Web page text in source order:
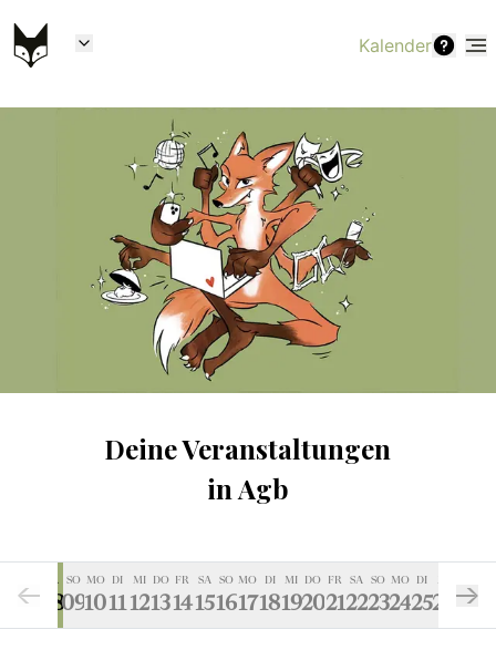
Kalender
Deine Veranstaltungen
inAgb
07
SA
08
SO
09
MO
10
DI
11
MI
12
DO
13
FR
14
SA
15
SO
16
MO
17
DI
18
MI
19
DO
20
FR
21
SA
22
SO
23
MO
24
DI
25
MI
26 27